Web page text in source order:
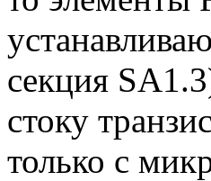
секция
стоку
только с